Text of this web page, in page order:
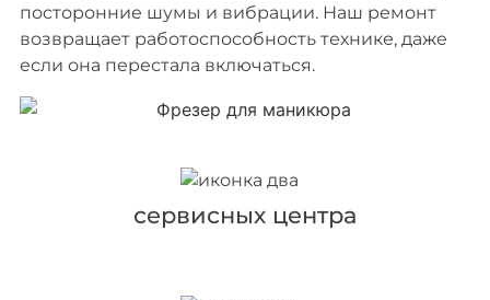
посторонние шумы и вибрации. Наш ремонт
возвращает работоспособность технике, даже
если она перестала включаться.
сервисных центра